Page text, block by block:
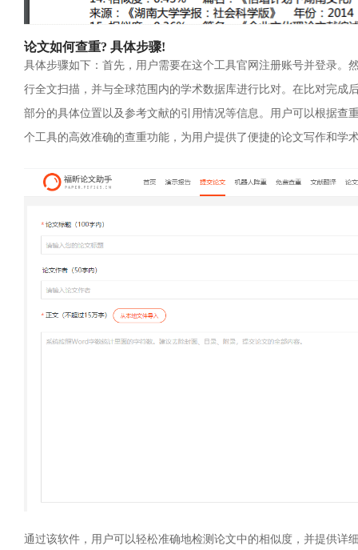
论文如何查重? 具体步骤!
具体步骤如下：首先，用户需要在这个工具官网注册账号并登录
行全文扫描，并与全球范围内的学术数据库进行比对。在比对完成
部分的具体位置以及参考文献的引用情况等信息。用户可以根据
个工具的高效准确的查重功能，为用户提供了便捷的论文写作和学
通过该软件，用户可以轻松准确地检测论文中的相似度，并提供详